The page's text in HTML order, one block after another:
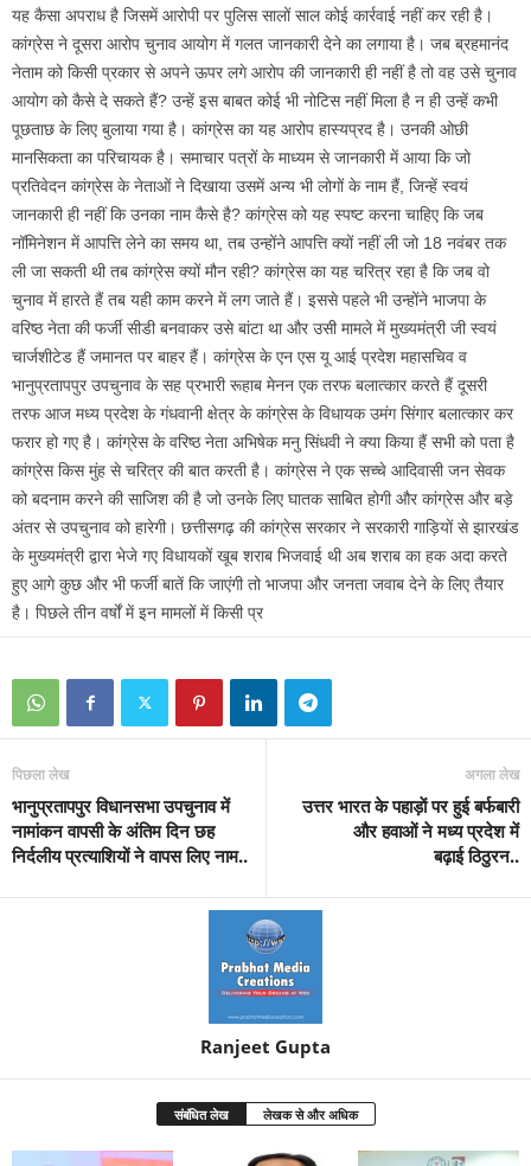
यह कैसा अपराध है जिसमें आरोपी पर पुलिस सालों साल कोई कार्रवाई नहीं कर रही है।
कांग्रेस ने दूसरा आरोप चुनाव आयोग में गलत जानकारी देने का लगाया है। जब ब्रहमानंद
नेताम को किसी प्रकार से अपने ऊपर लगे आरोप की जानकारी ही नहीं है तो वह उसे चुनाव
आयोग को कैसे दे सकते हैं? उन्हें इस बाबत कोई भी नोटिस नहीं मिला है न ही उन्हें कभी
पूछताछ के लिए बुलाया गया है। कांग्रेस का यह आरोप हास्यप्रद है। उनकी ओछी
मानसिकता का परिचायक है। समाचार पत्रों के माध्यम से जानकारी में आया कि जो
प्रतिवेदन कांग्रेस के नेताओं ने दिखाया उसमें अन्य भी लोगों के नाम हैं, जिन्हें स्वयं
जानकारी ही नहीं कि उनका नाम कैसे है? कांग्रेस को यह स्पष्ट करना चाहिए कि जब
नॉमिनेशन में आपत्ति लेने का समय था, तब उन्होंने आपत्ति क्यों नहीं ली जो 18 नवंबर तक
ली जा सकती थी तब कांग्रेस क्यों मौन रही? कांग्रेस का यह चरित्र रहा है कि जब वो
चुनाव में हारते हैं तब यही काम करने में लग जाते हैं। इससे पहले भी उन्होंने भाजपा के
वरिष्ठ नेता की फर्जी सीडी बनवाकर उसे बांटा था और उसी मामले में मुख्यमंत्री जी स्वयं
चार्जशीटेड हैं जमानत पर बाहर हैं। कांग्रेस के एन एस यू आई प्रदेश महासचिव व
भानुप्रतापपुर उपचुनाव के सह प्रभारी रूहाब मेनन एक तरफ बलात्कार करते हैं दूसरी
तरफ आज मध्य प्रदेश के गंधवानी क्षेत्र के कांग्रेस के विधायक उमंग सिंगार बलात्कार कर
फरार हो गए है। कांग्रेस के वरिष्ठ नेता अभिषेक मनु सिंधवी ने क्या किया हैं सभी को पता है
कांग्रेस किस मुंह से चरित्र की बात करती है। कांग्रेस ने एक सच्चे आदिवासी जन सेवक
को बदनाम करने की साजिश की है जो उनके लिए घातक साबित होगी और कांग्रेस और बड़े
अंतर से उपचुनाव को हारेगी। छत्तीसगढ़ की कांग्रेस सरकार ने सरकारी गाड़ियों से झारखंड
के मुख्यमंत्री द्वारा भेजे गए विधायकों खूब शराब भिजवाई थी अब शराब का हक अदा करते
हुए आगे कुछ और भी फर्जी बातें कि जाएंगी तो भाजपा और जनता जवाब देने के लिए तैयार
है। पिछले तीन वर्षों में इन मामलों में किसी प्र
पिछला लेख
भानुप्रतापपुर विधानसभा उपचुनाव में
नामांकन वापसी के अंतिम दिन छह
निर्दलीय प्रत्याशियों ने वापस लिए नाम..
अगला लेख
उत्तर भारत के पहाड़ाें पर हुई बर्फबारी
और हवाओं ने मध्य प्रदेश में
बढ़ाई ठिठुरन..
Ranjeet Gupta
संबंधित लेख लेखक से और अधिक